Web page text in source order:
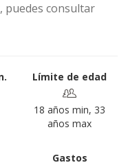
puedes consultar
Límite de edad
18 años min, 33
años max
Gastos